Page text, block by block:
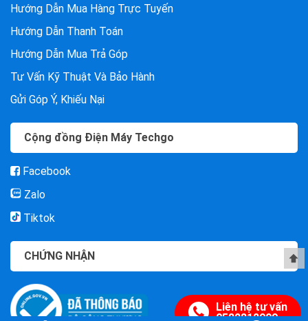
Liên hệ tư vấn
0582812999
Hướng Dẫn Mua Hàng Trực Tuyến
Hướng Dẫn Thanh Toán
Hướng Dẫn Mua Trả Góp
Tư Vấn Kỹ Thuật Và Bảo Hành
Gửi Góp Ý, Khiếu Nại
Cộng đồng Điện Máy Techgo
Facebook
Zalo
Tiktok
CHỨNG NHẬN